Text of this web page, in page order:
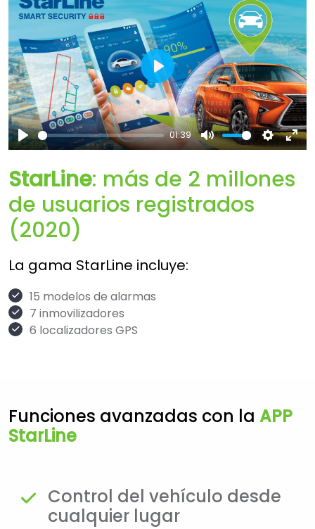
Play
01:39
Mute Settings
Play
StarLine: más de 2 millones
de usuarios registrados
(2020)
La gama StarLine incluye:
15 modelos de alarmas
7 inmovilizadores
6 localizadores GPS
Funciones avanzadas con la APP
StarLine
Control del vehículo desde
cualquier lugar